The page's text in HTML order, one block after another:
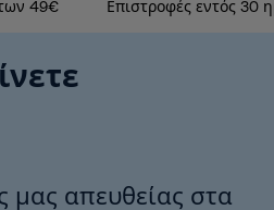
49€ Επιστροφές εντός 30
μας απευθείας στα